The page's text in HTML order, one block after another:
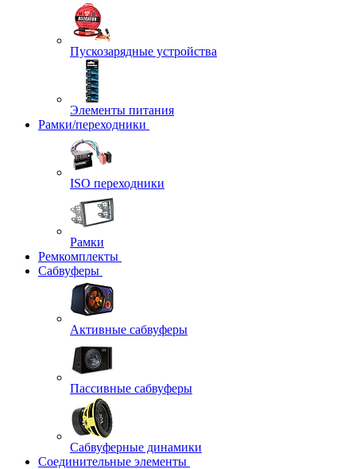
Пускозарядные устройства
Элементы питания
Рамки/переходники
ISO переходники
Рамки
Ремкомплекты
Сабвуферы
Активные сабвуферы
Пассивные сабвуферы
Сабвуферные динамики
Соединительные элементы